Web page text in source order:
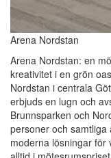
Arena Nordstan
Arena Nordstan: en
kreativitet i en grön
Nordstan i centrala
erbjuds en lugn och
Brunnsparken och
personer och
moderna lösningar för